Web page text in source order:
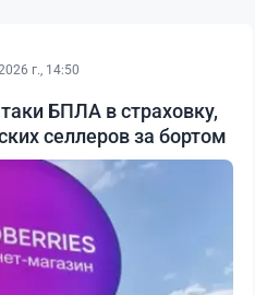
г., 14:50
БПЛА в страховку,
селлеров за бортом